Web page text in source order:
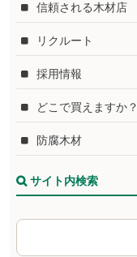
信頼される木材店
リクルート
採用情報
どこで買えますか？
防腐木材
サイト内検索